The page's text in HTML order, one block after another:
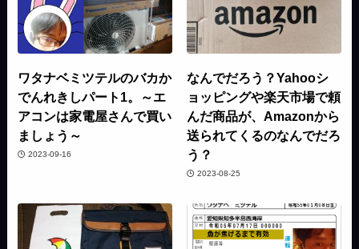
ワタナベミツテルのバカか
でんれきしパート1。～エ
アコンは家電屋さんで買い
ましょう～
2023-09-16
なんでだろう？Yahooシ
ョッピングや楽天市場で頼
んだ商品が、Amazonから
送られてくるのなんでだろ
う？
2023-08-25